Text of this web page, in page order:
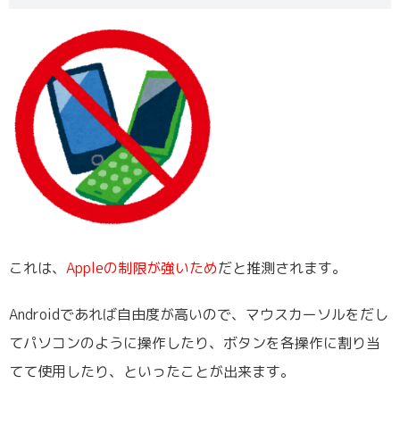
これは、 Appleの制限が強いためだと推測されます。
Androidであれば自由度が高いので、マウスカーソルをだし
てパソコンのように操作したり、ボタンを各操作に割り当
てて使用したり、といったことが出来ます。